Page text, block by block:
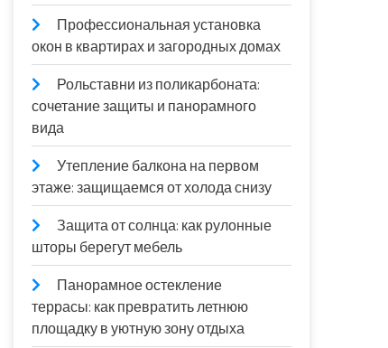
Профессиональная установка
окон в квартирах и загородных домах
Рольставни из поликарбоната:
сочетание защиты и панорамного
вида
Утепление балкона на первом
этаже: защищаемся от холода снизу
Защита от солнца: как рулонные
шторы берегут мебель
Панорамное остекление
террасы: как превратить летнюю
площадку в уютную зону отдыха